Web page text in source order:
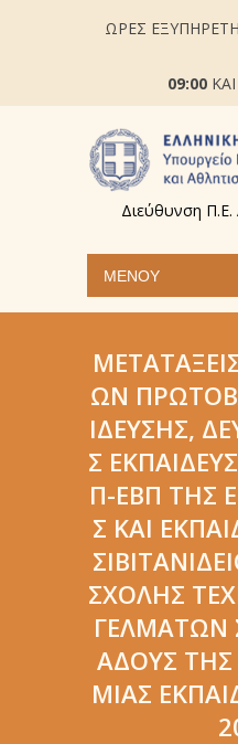
ΩΡΕΣ
09:00 ΚΑΙ
Διεύθυνση Π.Ε.
ΜΕΝΟΎ
ΏΝ
ΊΔΕΥΣΗΣ,
Σ
Π-ΕΒΠ ΤΗΣ
Σ ΚΑΙ
ΣΧΟΛΉΣ
ΓΕΛΜΆΤΩΝ
ΆΔΟΥΣ
ΜΙΑΣ